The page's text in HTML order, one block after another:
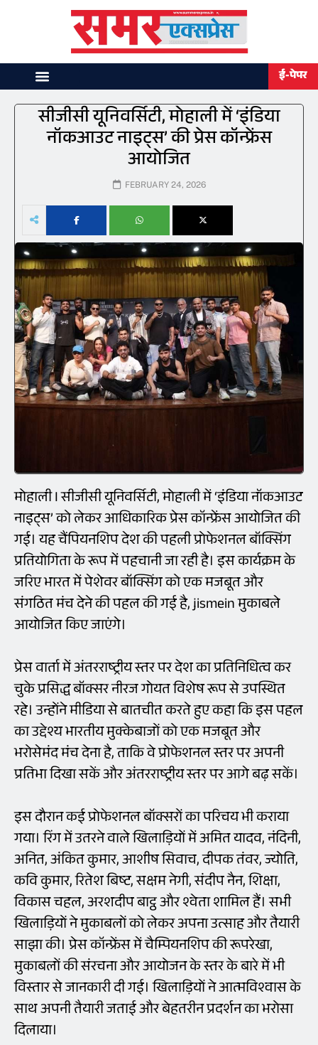
ई-पेपर
सीजीसी यूनिवर्सिटी, मोहाली में ‘इंडिया
नॉकआउट नाइट्स’ की प्रेस कॉन्फ्रेंस
आयोजित
FEBRUARY 24, 2026
मोहाली I सीजीसी यूनिवर्सिटी, मोहाली में ‘इंडिया नॉकआउट
नाइट्स’ को लेकर आधिकारिक प्रेस कॉन्फ्रेंस आयोजित की
गई। यह चैंपियनशिप देश की पहली प्रोफेशनल बॉक्सिंग
प्रतियोगिता के रूप में पहचानी जा रही है। इस कार्यक्रम के
जरिए भारत में पेशेवर बॉक्सिंग को एक मजबूत और
संगठित मंच देने की पहल की गई है, jismein मुकाबले
आयोजित किए जाएंगे।
प्रेस वार्ता में अंतरराष्ट्रीय स्तर पर देश का प्रतिनिधित्व कर
चुके प्रसिद्ध बॉक्सर नीरज गोयत विशेष रूप से उपस्थित
रहे। उन्होंने मीडिया से बातचीत करते हुए कहा कि इस पहल
का उद्देश्य भारतीय मुक्केबाजों को एक मजबूत और
भरोसेमंद मंच देना है, ताकि वे प्रोफेशनल स्तर पर अपनी
प्रतिभा दिखा सकें और अंतरराष्ट्रीय स्तर पर आगे बढ़ सकें।
इस दौरान कई प्रोफेशनल बॉक्सरों का परिचय भी कराया
गया। रिंग में उतरने वाले खिलाड़ियों में अमित यादव, नंदिनी,
अनित, अंकित कुमार, आशीष सिवाच, दीपक तंवर, ज्योति,
कवि कुमार, रितेश बिष्ट, सक्षम नेगी, संदीप नैन, शिक्षा,
विकास चहल, अरशदीप बाट्ठ और श्वेता शामिल हैं। सभी
खिलाड़ियों ने मुकाबलों को लेकर अपना उत्साह और तैयारी
साझा की। प्रेस कॉन्फ्रेंस में चैम्पियनशिप की रूपरेखा,
मुकाबलों की संरचना और आयोजन के स्तर के बारे में भी
विस्तार से जानकारी दी गई। खिलाड़ियों ने आत्मविश्वास के
साथ अपनी तैयारी जताई और बेहतरीन प्रदर्शन का भरोसा
दिलाया।